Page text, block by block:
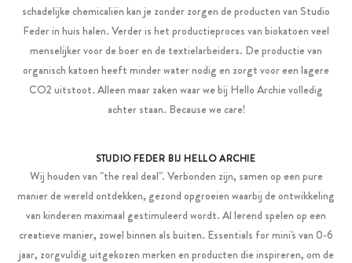
schadelijke chemicaliën kan je zonder zorgen de producten van Studio
Feder in huis halen. Verder is het productieproces van biokatoen veel
menselijker voor de boer en de textielarbeiders. De productie van
organisch katoen heeft minder water nodig en zorgt voor een lagere
CO2 uitstoot. Alleen maar zaken waar we bij Hello Archie volledig
achter staan. Because we care!
STUDIO FEDER BIJ HELLO ARCHIE
Wij houden van "the real deal". Verbonden zijn, samen op een pure
manier de wereld ontdekken, gezond opgroeien waarbij de ontwikkeling
van kinderen maximaal gestimuleerd wordt. Al lerend spelen op een
creatieve manier, zowel binnen als buiten. Essentials for mini's van 0-6
jaar, zorgvuldig uitgekozen merken en producten die inspireren, om de